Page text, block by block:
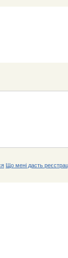
Що мені дасть